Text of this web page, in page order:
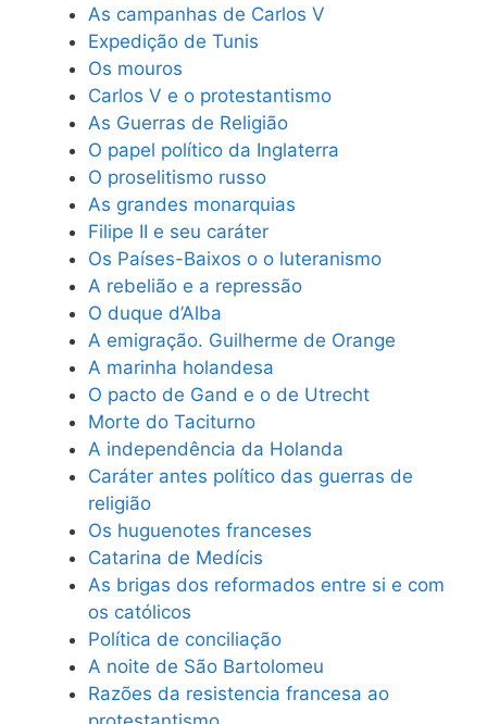
As campanhas de Carlos V
Expedição de Tunis
Os mouros
Carlos V e o protestantismo
As Guerras de Religião
O papel político da Inglaterra
O proselitismo russo
As grandes monarquias
Filipe II e seu caráter
Os Países-Baixos o o luteranismo
A rebelião e a repressão
O duque d’Alba
A emigração. Guilherme de Orange
A marinha holandesa
O pacto de Gand e o de Utrecht
Morte do Taciturno
A independência da Holanda
Caráter antes político das guerras de
religião
Os huguenotes franceses
Catarina de Medícis
As brigas dos reformados entre si e com
os católicos
Política de conciliação
A noite de São Bartolomeu
Razões da resistencia francesa ao